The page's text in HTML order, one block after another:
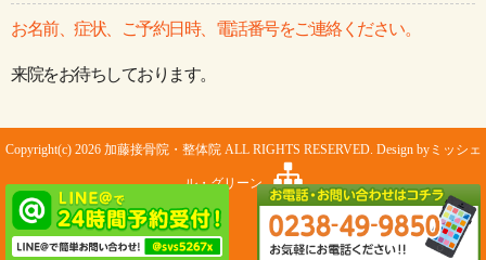
お名前、症状、ご予約日時、電話番号をご連絡ください。
来院をお待ちしております。
Copyright(c) 2026 加藤接骨院・整体院 ALL RIGHTS RESERVED. Design byミッシェ
ル・グリーン